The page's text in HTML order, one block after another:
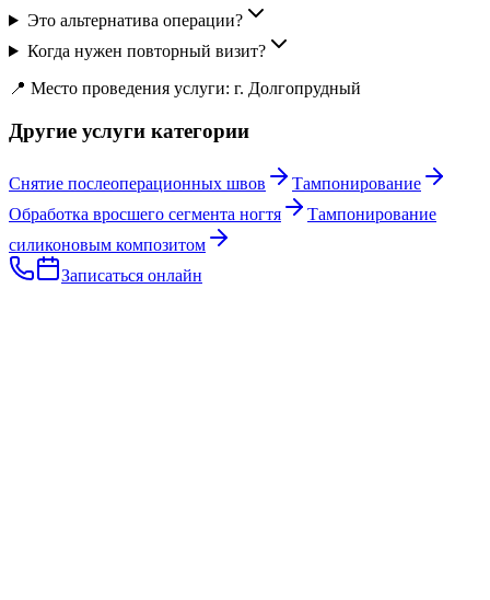
Это альтернатива операции?
Когда нужен повторный визит?
📍 Место проведения услуги: г. Долгопрудный
Другие услуги категории
Снятие послеоперационных швов
Тампонирование
Обработка вросшего сегмента ногтя
Тампонирование
силиконовым композитом
Записаться онлайн